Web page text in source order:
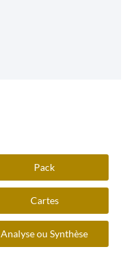
Pack
Cartes
Analyse ou Synthèse